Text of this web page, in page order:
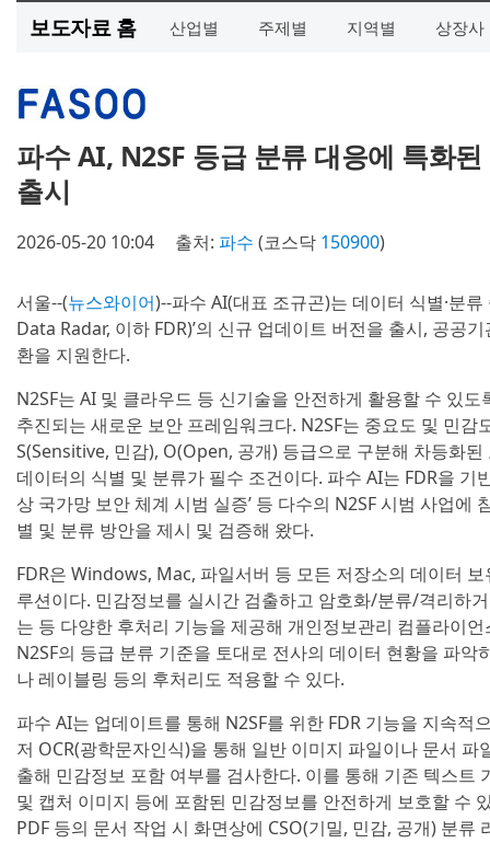
보도자료 홈 산업별 주제별 지역별 상장사
파수 AI, N2SF 등급 분류 대응에 특화된
출시
2026-05-20 10:04 출처: 파수 (코스닥 150900)
서울--(뉴스와이어)--파수 AI(대표 조규곤)는 데이터 식별·분
Data Radar, 이하 FDR)’의 신규 업데이트 버전을 출시, 공공
환을 지원한다.
N2SF는 AI 및 클라우드 등 신기술을 안전하게 활용할 수 있
추진되는 새로운 보안 프레임워크다. N2SF는 중요도 및 민감
S(Sensitive, 민감), O(Open, 공개) 등급으로 구분해 차등화
데이터의 식별 및 분류가 필수 조건이다. 파수 AI는 FDR을 기
상 국가망 보안 체계 시범 실증’ 등 다수의 N2SF 시범 사업에
별 및 분류 방안을 제시 및 검증해 왔다.
FDR은 Windows, Mac, 파일서버 등 모든 저장소의 데이터
루션이다. 민감정보를 실시간 검출하고 암호화/분류/격리하
는 등 다양한 후처리 기능을 제공해 개인정보관리 컴플라이
N2SF의 등급 분류 기준을 토대로 전사의 데이터 현황을 파
나 레이블링 등의 후처리도 적용할 수 있다.
파수 AI는 업데이트를 통해 N2SF를 위한 FDR 기능을 지속적
저 OCR(광학문자인식)을 통해 일반 이미지 파일이나 문서
출해 민감정보 포함 여부를 검사한다. 이를 통해 기존 텍스트
및 캡처 이미지 등에 포함된 민감정보를 안전하게 보호할 수
PDF 등의 문서 작업 시 화면상에 CSO(기밀, 민감, 공개) 분류